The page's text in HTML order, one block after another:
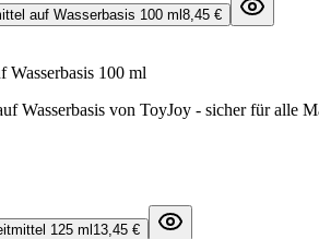
auf Wasserbasis 100 ml 8,45 €
100 ml
Wasserbasis von ToyJoy - sicher für alle
125 ml 13,45 €